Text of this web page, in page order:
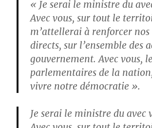
« Je serai le ministre du
Avec vous, sur tout le
m’attellerai à renforcer
directs, sur l’ensemble des
gouvernement. Avec vous,
parlementaires de la
vivre notre démocratie ».
Je serai le ministre du avec